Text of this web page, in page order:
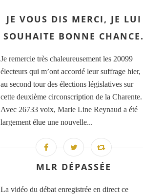
JE VOUS DIS MERCI, JE LUI
SOUHAITE BONNE CHANCE.
Je remercie très chaleureusement les 20099
électeurs qui m’ont accordé leur suffrage hier,
au second tour des élections législatives sur
cette deuxième circonscription de la Charente.
Avec 26733 voix, Marie Line Reynaud a été
largement élue une nouvelle...
MLR DÉPASSÉE
La vidéo du débat enregistrée en direct ce